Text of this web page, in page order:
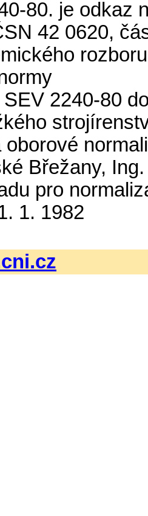
80. je odkaz
42 0620,
rozboru
2240-80
oborové
Břežany,
pro
1. 1982